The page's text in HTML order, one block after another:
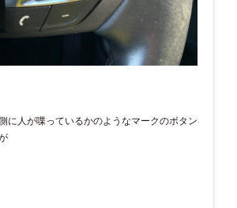
に人が喋っているかのようなマークのボタン